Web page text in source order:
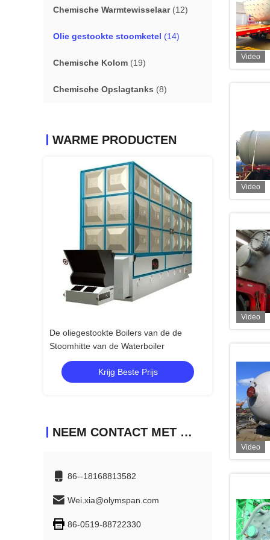
Chemische Warmtewisselaar(12)
Olie gestookte stoomketel (14)
Chemische Kolom (19)
Chemische Opslagtanks (8)
WARME PRODUCTEN
De oliegestookte Boilers van de de
Stoomhitte van de Waterboiler
Krijg Beste Prijs
De
Stoomhitte van
NEEM CONTACT MET ONS OP
86--18168813582
Wei.xia@olymspan.com
86-0519-88722330
Video
Video
Video
Video